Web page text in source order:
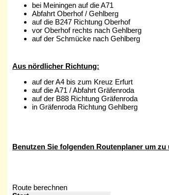
bei Meiningen auf die A71
Abfahrt Oberhof / Gehlberg
auf die B247 Richtung Oberhof
vor Oberhof rechts nach Gehlberg
auf der Schmücke nach Gehlberg
Aus nördlicher Richtung:
auf der A4 bis zum Kreuz Erfurt
auf die A71 / Abfahrt Gräfenroda
auf der B88 Richtung Gräfenroda
in Gräfenroda Richtung Gehlberg
Benutzen Sie folgenden Routenplaner um zu
Route berechnen